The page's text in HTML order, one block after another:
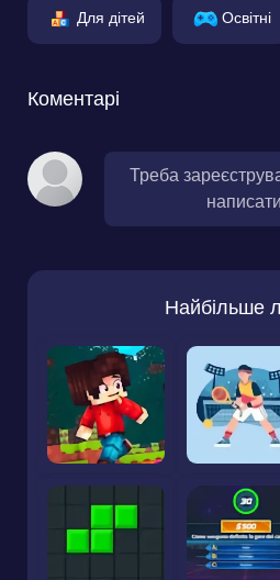
Для дітей Освітні
Коментарі
Треба
Найбільше